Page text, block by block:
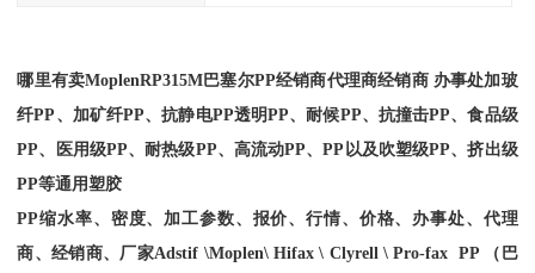
哪里有卖MoplenRP315M 巴塞尔PP经销商代理商经销商 办事处加玻
纤PP、加矿纤PP、抗静电PP透明PP、耐候PP、抗撞击PP、食品级
PP、医用级PP、耐热级PP、高流动PP、PP以及吹塑级PP、挤出级
PP等通用塑胶
PP缩水率、密度、加工参数、报价、行情、价格、办事处、代理
商、经销商、厂家Adstif \Moplen\ Hifax \ Clyrell \ Pro-fax PP （巴